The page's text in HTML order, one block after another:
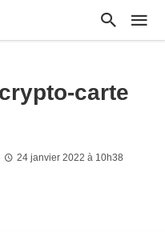
carte
24 janvier 2022 à 10h38